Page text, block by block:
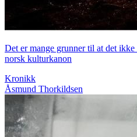
Det er mange grunner til at det ikke
norsk kulturkanon
Kronikk
Åsmund Thorkildsen